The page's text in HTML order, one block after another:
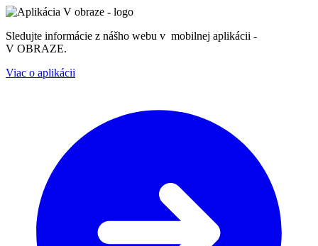
Sledujte informácie z nášho webu v mobilnej aplikácii -
V OBRAZE.
Viac o aplikácii